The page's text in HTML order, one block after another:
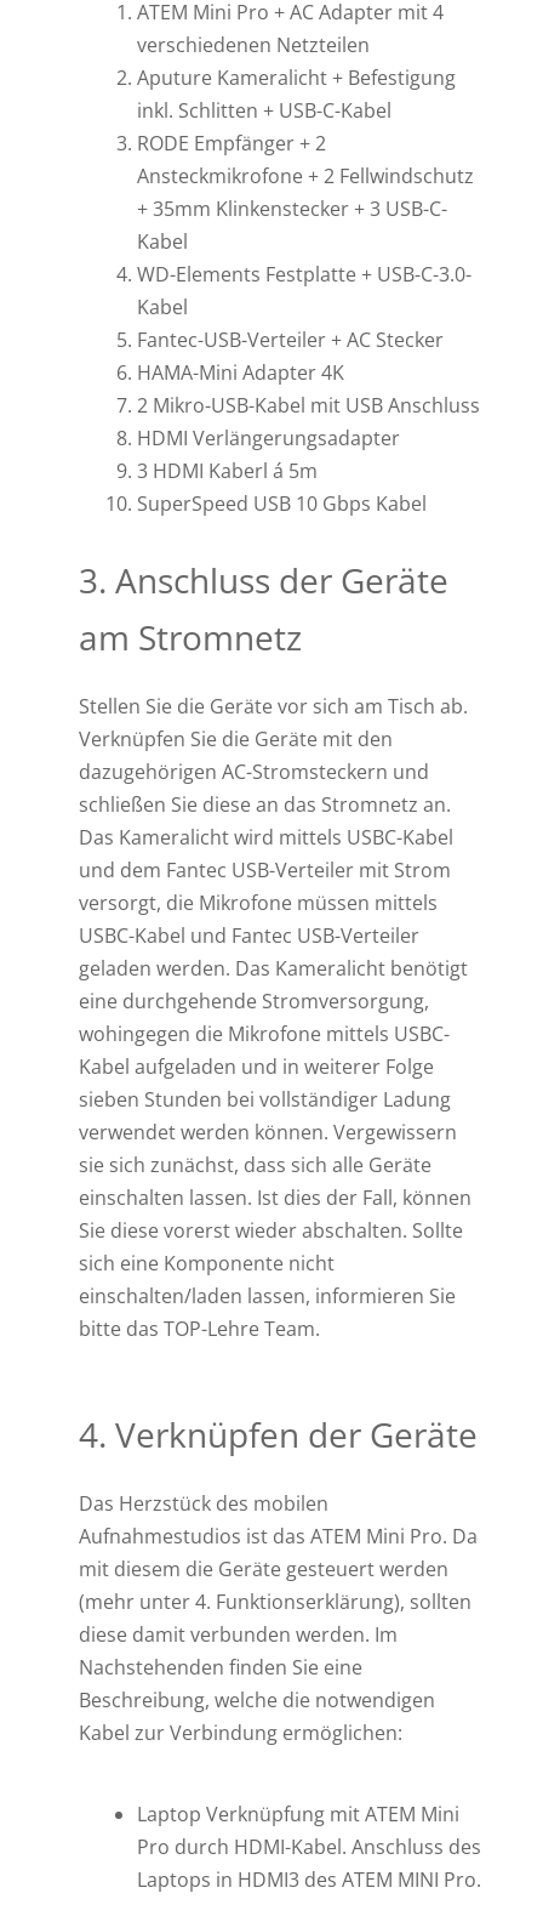
ATEM Mini Pro + AC Adapter mit 4
verschiedenen Netzteilen
Aputure Kameralicht + Befestigung
inkl. Schlitten + USB-C-Kabel
RODE Empfänger + 2
Ansteckmikrofone + 2 Fellwindschutz
+ 35mm Klinkenstecker + 3 USB-C-
Kabel
WD-Elements Festplatte + USB-C-3.0-
Kabel
Fantec-USB-Verteiler + AC Stecker
HAMA-Mini Adapter 4K
2 Mikro-USB-Kabel mit USB Anschluss
HDMI Verlängerungsadapter
3 HDMI Kaberl á 5m
SuperSpeed USB 10 Gbps Kabel
3. Anschluss der Geräte
am Stromnetz
Stellen Sie die Geräte vor sich am Tisch ab.
Verknüpfen Sie die Geräte mit den
dazugehörigen AC-Stromsteckern und
schließen Sie diese an das Stromnetz an.
Das Kameralicht wird mittels USBC-Kabel
und dem Fantec USB-Verteiler mit Strom
versorgt, die Mikrofone müssen mittels
USBC-Kabel und Fantec USB-Verteiler
geladen werden. Das Kameralicht benötigt
eine durchgehende Stromversorgung,
wohingegen die Mikrofone mittels USBC-
Kabel aufgeladen und in weiterer Folge
sieben Stunden bei vollständiger Ladung
verwendet werden können. Vergewissern
sie sich zunächst, dass sich alle Geräte
einschalten lassen. Ist dies der Fall, können
Sie diese vorerst wieder abschalten. Sollte
sich eine Komponente nicht
einschalten/laden lassen, informieren Sie
bitte das TOP-Lehre Team.
4. Verknüpfen der Geräte
Das Herzstück des mobilen
Aufnahmestudios ist das ATEM Mini Pro. Da
mit diesem die Geräte gesteuert werden
(mehr unter 4. Funktionserklärung), sollten
diese damit verbunden werden. Im
Nachstehenden finden Sie eine
Beschreibung, welche die notwendigen
Kabel zur Verbindung ermöglichen:
Laptop Verknüpfung mit ATEM Mini
Pro durch HDMI-Kabel. Anschluss des
Laptops in HDMI3 des ATEM MINI Pro.